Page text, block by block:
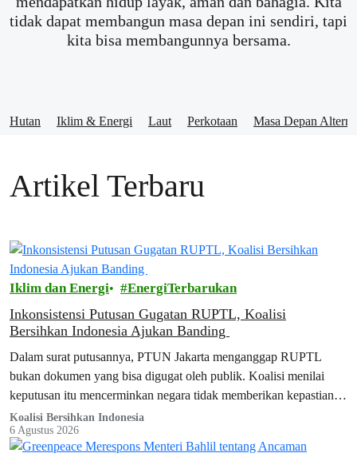
tidak dapat membangun masa depan ini sendiri, tapi
kita bisa membangunnya bersama.
Hutan Iklim & Energi Laut Perkotaan Masa Depan
Artikel Terbaru
Iklim dan Energi EnergiTerbarukan
Inkonsistensi Putusan Gugatan RUPTL, Koalisi
Bersihkan Indonesia Ajukan Banding
Dalam surat putusannya, PTUN Jakarta menganggap RUPTL
bukan dokumen yang bisa digugat oleh publik. Koalisi menilai
keputusan itu mencerminkan negara tidak memberikan kepastian
hukum bagi warganya.
Koalisi Bersihkan Indonesia
6 Agustus 2026